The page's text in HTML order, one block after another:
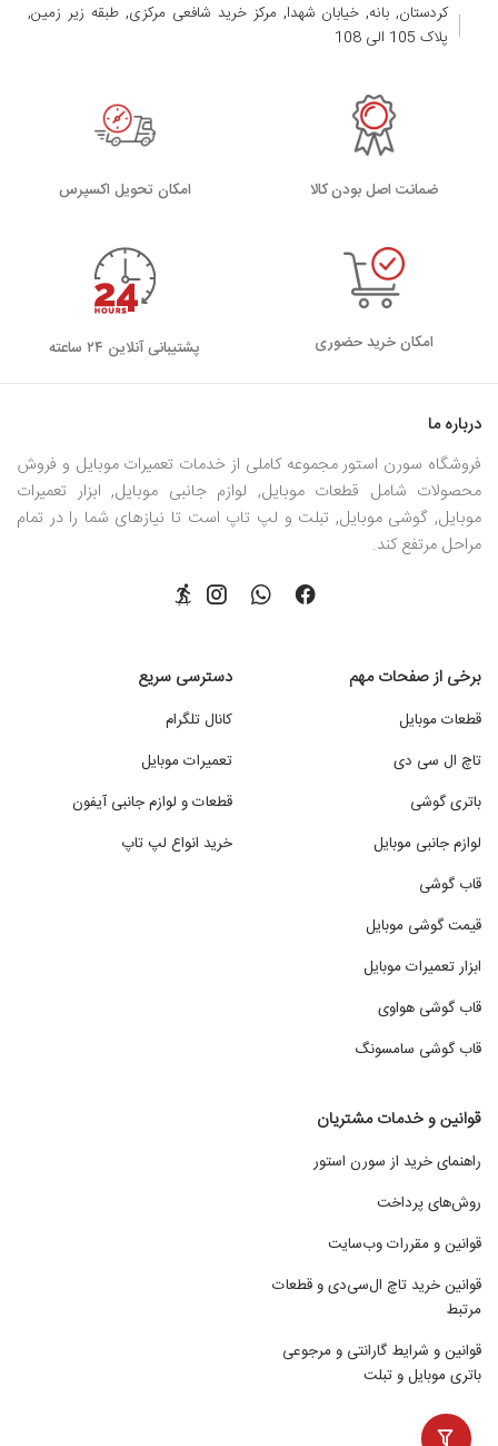
کردستان, بانه, خیابان شهدا, مرکز خرید شافعی مرکزی, طبقه زیر زمین,
پلاک 105 الی 108
ضمانت اصل بودن کالا اﻣﮑﺎن ﺗﺤﻮﯾﻞ اﮐﺴﭙﺮس
امکان خرید حضوری پشتیبانی آنلاین ۲۴ ساعته
درباره ما
فروشگاه سورن استور مجموعه کاملی از خدمات تعمیرات موبایل و فروش
محصولات شامل قطعات موبایل, لوازم جانبی موبایل, ابزار تعمیرات
موبایل, گوشی موبایل, تبلت و لپ تاپ است تا نیازهای شما را در تمام
مراحل مرتفع کند.
برخی از صفحات مهم
قطعات موبایل
تاچ ال سی دی
باتری گوشی
لوازم جانبی موبایل
قاب گوشی
قیمت گوشی موبایل
ابزار تعمیرات موبایل
قاب گوشی هواوی
قاب گوشی سامسونگ
دسترسی سریع
کانال تلگرام
تعمیرات موبایل
قطعات و لوازم جانبی آیفون
خرید انواع لپ تاپ
قوانین و خدمات مشتریان
راهنمای خرید از سورن استور
روش‌های پرداخت
قوانین و مقررات وب‌سایت
قوانین خرید تاچ ال‌سی‌دی و قطعات
مرتبط
قوانین و شرایط گارانتی و مرجوعی
باتری موبایل و تبلت